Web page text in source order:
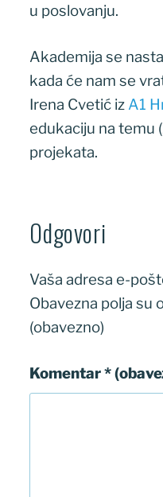
u poslovanju.
Akademija se
kada će nam se
Irena Cvetić iz A1
edukaciju na temu
projekata.
Odgovori
Vaša adresa e-
Obavezna polja su
(obavezno)
Komentar*